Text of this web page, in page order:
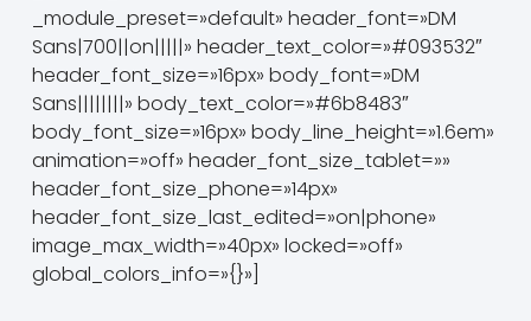
_module_preset=»default» header_font=»DM
Sans|700||on|||||» header_text_color=»#093532″
header_font_size=»16px» body_font=»DM
Sans||||||||» body_text_color=»#6b8483″
body_font_size=»16px» body_line_height=»1.6em»
animation=»off» header_font_size_tablet=»»
header_font_size_phone=»14px»
header_font_size_last_edited=»on|phone»
image_max_width=»40px» locked=»off»
global_colors_info=»{}»]